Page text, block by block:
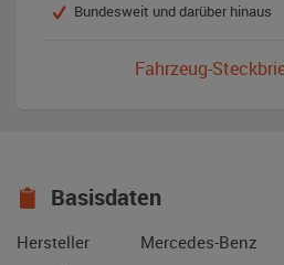
Bundesweit und darüber hinaus
Fahrzeug-
Basisdaten
Hersteller
Mercedes-Benz